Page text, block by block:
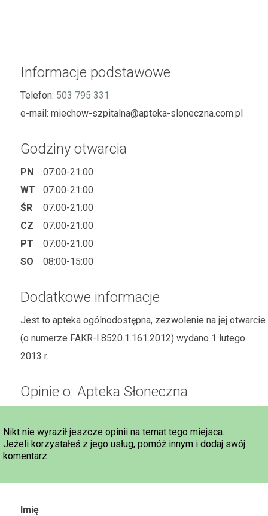
Informacje podstawowe
Telefon: 503 795 331
e-mail: miechow-szpitalna@apteka-sloneczna.com.pl
Godziny otwarcia
PN
07:00-21:00
WT
07:00-21:00
ŚR
07:00-21:00
CZ
07:00-21:00
PT
07:00-21:00
SO
08:00-15:00
Dodatkowe informacje
Jest to apteka ogólnodostępna, zezwolenie na jej otwarcie
(o numerze FAKR-I.8520.1.161.2012) wydano 1 lutego
2013 r.
Opinie o: Apteka Słoneczna
Nikt nie wyraził jeszcze opinii na temat tego miejsca.
Jeżeli korzystałeś z jego usług, pomóż innym i dodaj swój
komentarz.
Imię